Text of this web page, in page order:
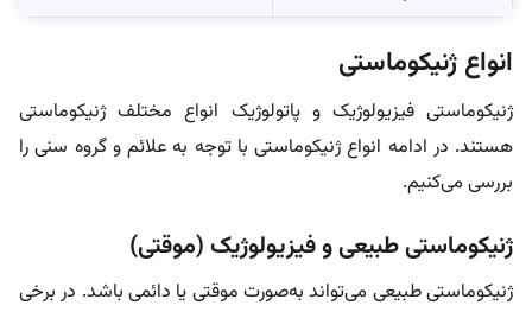
انواع ژنیکوماستی
ژنیکوماستی فیزیولوژیک و پاتولوژیک انواع مختلف ژنیکوماستی
هستند. در ادامه انواع ژنیکوماستی با توجه به علائم و گروه سنی را
بررسی می‌کنیم.
ژنیکوماستی طبیعی و فیزیولوژیک (موقتی)
ژنیکوماستی طبیعی می‌تواند به‌صورت موقتی یا دائمی باشد. در برخی